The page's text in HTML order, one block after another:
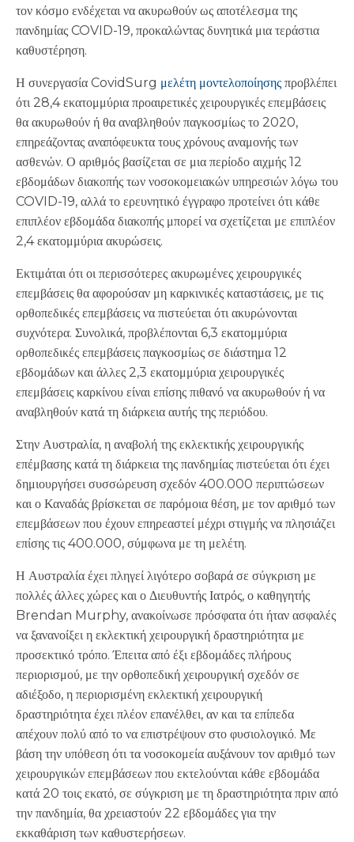
τον κόσμο ενδέχεται να ακυρωθούν ως αποτέλεσμα της
πανδημίας COVID-19, προκαλώντας δυνητικά μια τεράστια
καθυστέρηση.
Η συνεργασία CovidSurg μελέτη μοντελοποίησης προβλέπει
ότι 28,4 εκατομμύρια προαιρετικές χειρουργικές επεμβάσεις
θα ακυρωθούν ή θα αναβληθούν παγκοσμίως το 2020,
επηρεάζοντας αναπόφευκτα τους χρόνους αναμονής των
ασθενών. Ο αριθμός βασίζεται σε μια περίοδο αιχμής 12
εβδομάδων διακοπής των νοσοκομειακών υπηρεσιών λόγω του
COVID-19, αλλά το ερευνητικό έγγραφο προτείνει ότι κάθε
επιπλέον εβδομάδα διακοπής μπορεί να σχετίζεται με επιπλέον
2,4 εκατομμύρια ακυρώσεις.
Εκτιμάται ότι οι περισσότερες ακυρωμένες χειρουργικές
επεμβάσεις θα αφορούσαν μη καρκινικές καταστάσεις, με τις
ορθοπεδικές επεμβάσεις να πιστεύεται ότι ακυρώνονται
συχνότερα. Συνολικά, προβλέπονται 6,3 εκατομμύρια
ορθοπεδικές επεμβάσεις παγκοσμίως σε διάστημα 12
εβδομάδων και άλλες 2,3 εκατομμύρια χειρουργικές
επεμβάσεις καρκίνου είναι επίσης πιθανό να ακυρωθούν ή να
αναβληθούν κατά τη διάρκεια αυτής της περιόδου.
Στην Αυστραλία, η αναβολή της εκλεκτικής χειρουργικής
επέμβασης κατά τη διάρκεια της πανδημίας πιστεύεται ότι έχει
δημιουργήσει συσσώρευση σχεδόν 400.000 περιπτώσεων
και ο Καναδάς βρίσκεται σε παρόμοια θέση, με τον αριθμό των
επεμβάσεων που έχουν επηρεαστεί μέχρι στιγμής να πλησιάζει
επίσης τις 400.000, σύμφωνα με τη μελέτη.
Η Αυστραλία έχει πληγεί λιγότερο σοβαρά σε σύγκριση με
πολλές άλλες χώρες και ο Διευθυντής Ιατρός, ο καθηγητής
Brendan Murphy, ανακοίνωσε πρόσφατα ότι ήταν ασφαλές
να ξανανοίξει η εκλεκτική χειρουργική δραστηριότητα με
προσεκτικό τρόπο. Έπειτα από έξι εβδομάδες πλήρους
περιορισμού, με την ορθοπεδική χειρουργική σχεδόν σε
αδιέξοδο, η περιορισμένη εκλεκτική χειρουργική
δραστηριότητα έχει πλέον επανέλθει, αν και τα επίπεδα
απέχουν πολύ από το να επιστρέψουν στο φυσιολογικό. Με
βάση την υπόθεση ότι τα νοσοκομεία αυξάνουν τον αριθμό των
χειρουργικών επεμβάσεων που εκτελούνται κάθε εβδομάδα
κατά 20 τοις εκατό, σε σύγκριση με τη δραστηριότητα πριν από
την πανδημία, θα χρειαστούν 22 εβδομάδες για την
εκκαθάριση των καθυστερήσεων.